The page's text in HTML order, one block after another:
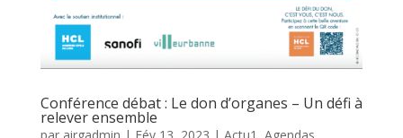
Conférence débat : Le don d’organes – Un défi à
relever ensemble